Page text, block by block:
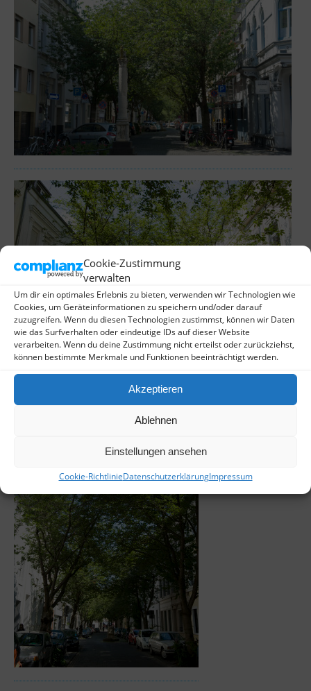
Cookie-Zustimmung
verwalten
Um dir ein optimales Erlebnis zu bieten, verwenden wir Technologien wie
Cookies, um Geräteinformationen zu speichern und/oder darauf
zuzugreifen. Wenn du diesen Technologien zustimmst, können wir Daten
wie das Surfverhalten oder eindeutige IDs auf dieser Website
verarbeiten. Wenn du deine Zustimmung nicht erteilst oder zurückziehst,
können bestimmte Merkmale und Funktionen beeinträchtigt werden.
Akzeptieren
Ablehnen
Einstellungen ansehen
Cookie-RichtlinieDatenschutzerklärungImpressum